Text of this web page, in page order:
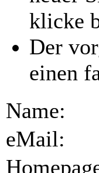
klicke
Der
einen
Name:
eMail: